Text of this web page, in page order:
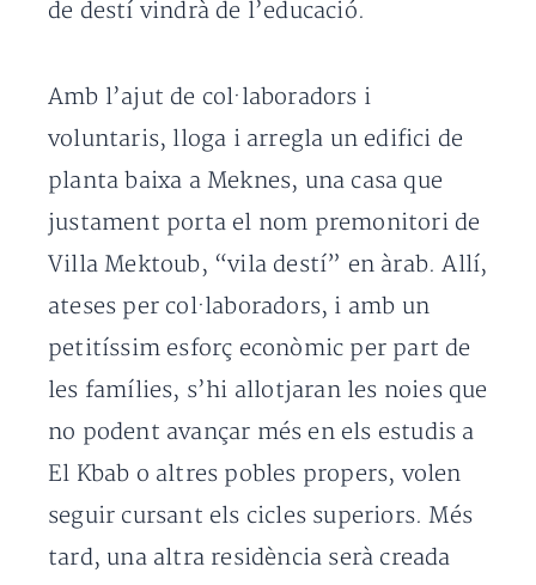
de destí vindrà de l’educació.
Amb l’ajut de col·laboradors i
voluntaris, lloga i arregla un edifici de
planta baixa a Meknes, una casa que
justament porta el nom premonitori de
Villa Mektoub, “vila destí” en àrab. Allí,
ateses per col·laboradors, i amb un
petitíssim esforç econòmic per part de
les famílies, s’hi allotjaran les noies que
no podent avançar més en els estudis a
El Kbab o altres pobles propers, volen
seguir cursant els cicles superiors. Més
tard, una altra residència serà creada